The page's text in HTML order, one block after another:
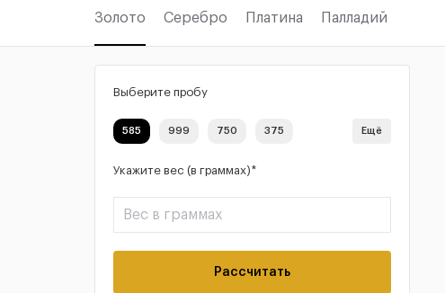
Золото Серебро Платина Палладий
Выберите пробу
585 999 750 375 Ещё
Укажите вес (в граммах)*
Рассчитать